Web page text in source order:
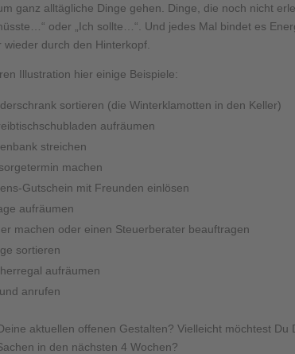
ganz alltägliche Dinge gehen. Dinge, die noch nicht
oder „Ich sollte…“. Und jedes Mal bindet es
wieder durch den Hinterkopf.
Illustration hier einige Beispiele:
sortieren (die Winterklamotten in den Keller)
aufräumen
streichen
machen
Gutschein mit Freunden einlösen
aufräumen
machen oder einen Steuerberater beauftragen
sortieren
aufräumen
anrufen
aktuellen offenen Gestalten? Vielleicht möchtest
in den nächsten 4 Wochen?